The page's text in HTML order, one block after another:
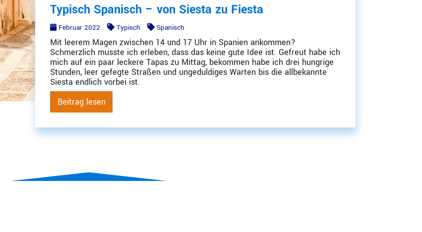
Typisch Spanisch – von Siesta zu Fiesta
Februar 2022 Typisch Spanisch
Mit leerem Magen zwischen 14 und 17 Uhr in Spanien ankommen?
Schmerzlich musste ich erleben, dass das keine gute Idee ist. Gefreut habe ich
mich auf ein paar leckere Tapas zu Mittag, bekommen habe ich drei hungrige
Stunden, leer gefegte Straßen und ungedul­diges Warten bis die allbe­kannte
Siesta endlich vorbei ist.
Beitrag lesen